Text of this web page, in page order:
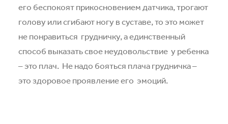
его беспокоят прикосновением датчика, трогают
голову или сгибают ногу в суставе, то это может
не понравиться грудничку, а единственный
способ выказать свое неудовольствие у ребенка
– это плач. Не надо бояться плача грудничка –
это здоровое проявление его эмоций.